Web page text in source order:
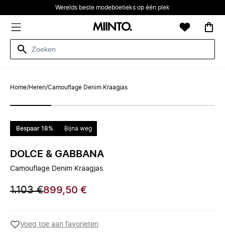
Werelds beste modeboetieks op één plek
Home/Heren/Camouflage Denim Kraagjas
Bespaar 18% Bijna weg
DOLCE & GABBANA
Camouflage Denim Kraagjas
1.103 €899,50 €
Voeg toe aan favorieten